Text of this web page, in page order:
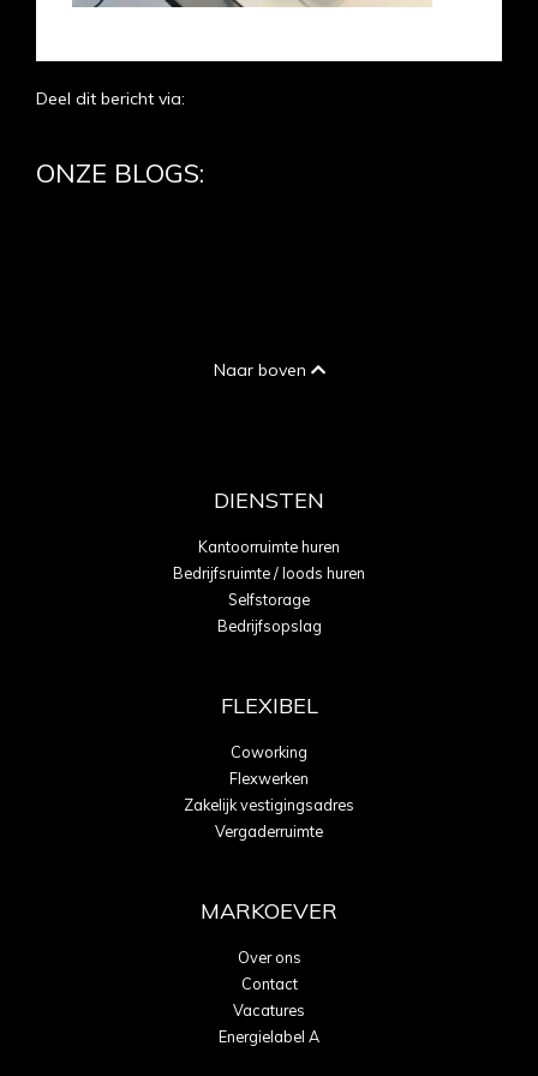
Deel dit bericht via:
ONZE BLOGS:
Naar boven
DIENSTEN
Kantoorruimte huren
Bedrijfsruimte / loods huren
Selfstorage
Bedrijfsopslag
FLEXIBEL
Coworking
Flexwerken
Zakelijk vestigingsadres
Vergaderruimte
MARKOEVER
Over ons
Contact
Vacatures
Energielabel A